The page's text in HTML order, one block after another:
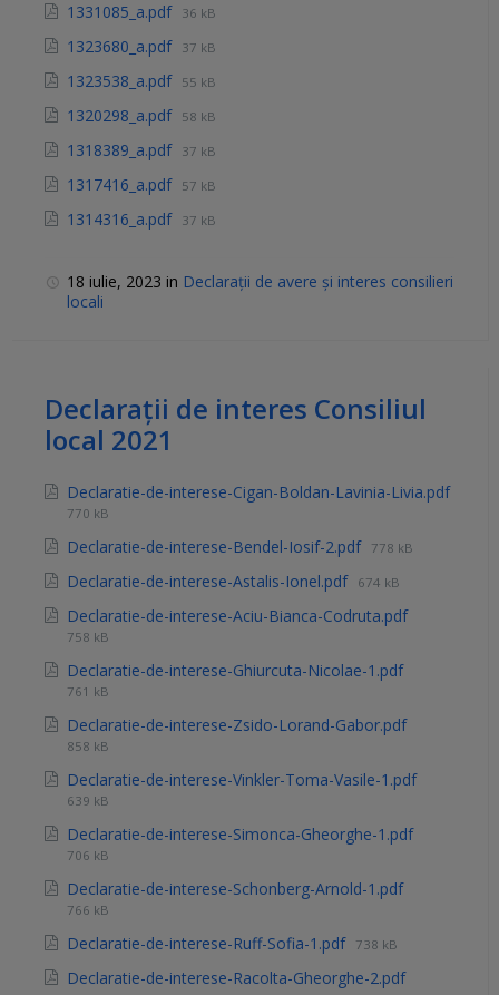
1331085_a.pdf 36 kB
1323680_a.pdf 37 kB
1323538_a.pdf 55 kB
1320298_a.pdf 58 kB
1318389_a.pdf 37 kB
1317416_a.pdf 57 kB
1314316_a.pdf 37 kB
18 iulie, 2023 in Declarații de avere și interes consilieri
locali
Declarații de interes Consiliul
local 2021
Declaratie-de-interese-Cigan-Boldan-Lavinia-Livia.pdf
770 kB
Declaratie-de-interese-Bendel-Iosif-2.pdf 778 kB
Declaratie-de-interese-Astalis-Ionel.pdf 674 kB
Declaratie-de-interese-Aciu-Bianca-Codruta.pdf
758 kB
Declaratie-de-interese-Ghiurcuta-Nicolae-1.pdf
761 kB
Declaratie-de-interese-Zsido-Lorand-Gabor.pdf
858 kB
Declaratie-de-interese-Vinkler-Toma-Vasile-1.pdf
639 kB
Declaratie-de-interese-Simonca-Gheorghe-1.pdf
706 kB
Declaratie-de-interese-Schonberg-Arnold-1.pdf
766 kB
Declaratie-de-interese-Ruff-Sofia-1.pdf 738 kB
Declaratie-de-interese-Racolta-Gheorghe-2.pdf